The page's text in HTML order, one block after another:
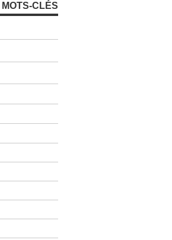
MOTS-CLÉS